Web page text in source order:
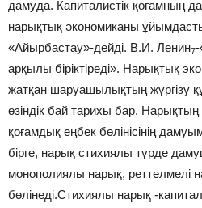
дамуда. Капиталистік қоғамның
нарықтық әкономиканы
«Айырбастау»-дейді. В.И. Ленин7-
арқылы біріктіреді». Нарықтық
жатқан шаруашылықтың жүргізу
өзіндік бай тарихы бар.
қоғамдық еңбек бөлінісінің
бірге, нарық стихиялы түрде
монополиялы нарық, реттелмелі
бөлінеді.Стихиялы нарық -